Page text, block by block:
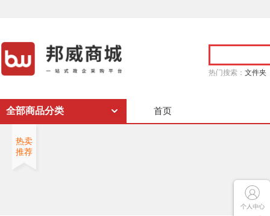
热门搜索： 文件夹
全部商品分类 首页
热卖
推荐